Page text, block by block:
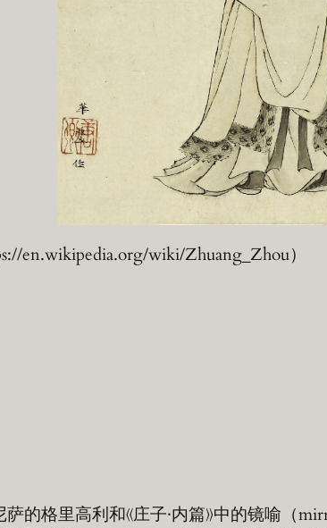
en.wikipedia.org/wiki/Zhuang_Zhou）
的格里高利和《庄子·内篇》中的镜喻（